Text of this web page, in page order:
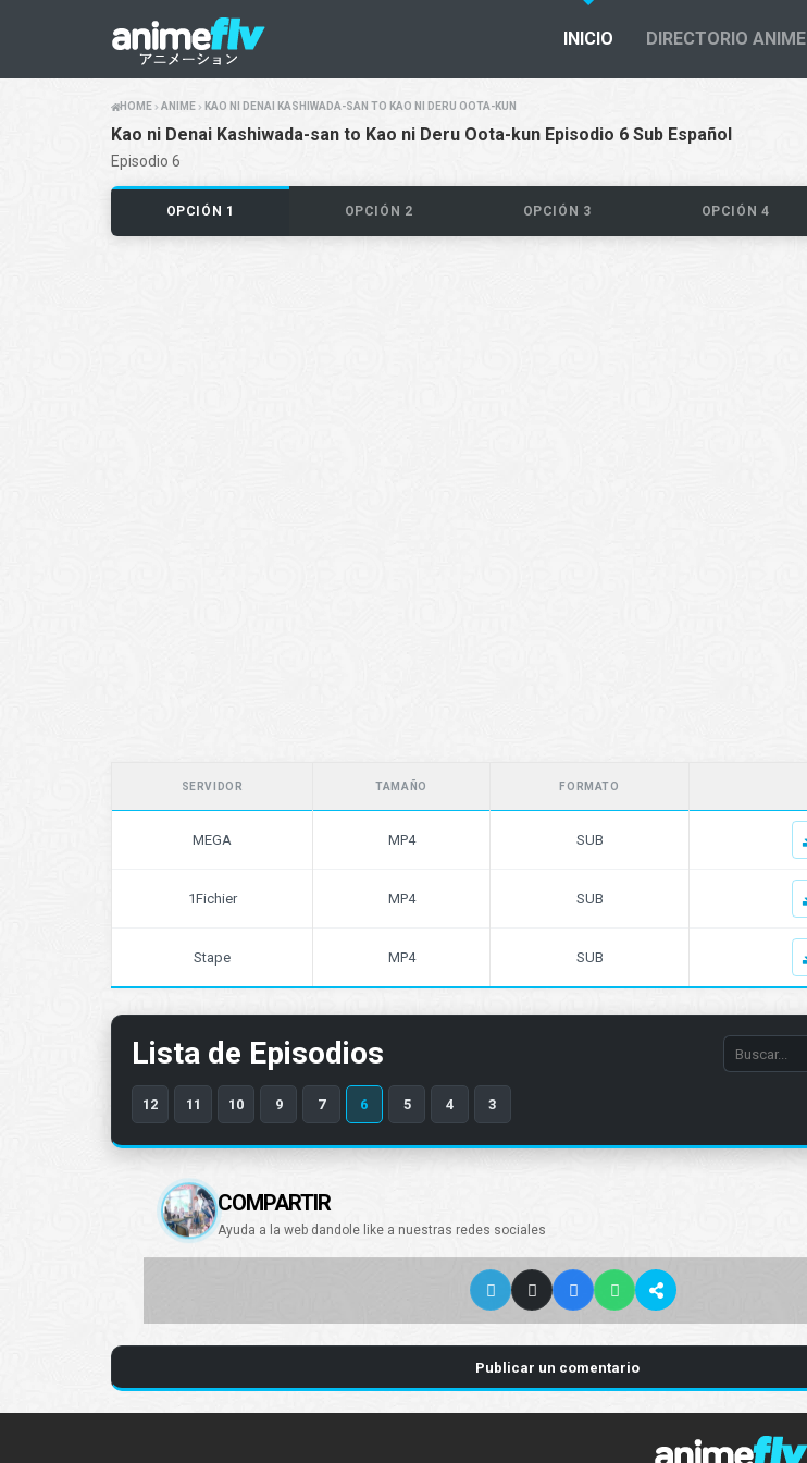
INICIO DIRECTORIO ANIME
HOME ANIME KAO NI DENAI KASHIWADA-SAN TO KAO NI DERU OOTA-KUN
Kao ni Denai Kashiwada-san to Kao ni Deru Oota-kun Episodio 6 Sub Español
Episodio 6
OPCIÓN 1 OPCIÓN 2 OPCIÓN 3 OPCIÓN 4
SERVIDOR TAMAÑO FORMATO
MEGA MP4 SUB
1Fichier MP4 SUB
Stape MP4 SUB
Lista de Episodios
Search
episode
12 11 10 9 7 6 5 4 3
COMPARTIR
Ayuda a la web dandole like a nuestras redes sociales
Publicar un comentario